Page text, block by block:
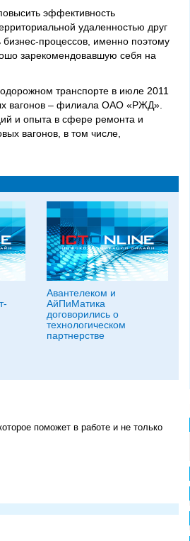
эффективность
удаленностью друг
процессов, именно поэтому
зарекомендовавшую себя на
транспорте в июле 2011
вагонов – филиала ОАО «РЖД».
и опыта в сфере ремонта и
вагонов, в том числе,
Авантелеком и
АйПиМатика
договорились о
технологическом
партнерстве
поможет в работе и не только